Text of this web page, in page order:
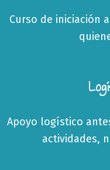
Curso de iniciación
Apoyo logístico
actividades,